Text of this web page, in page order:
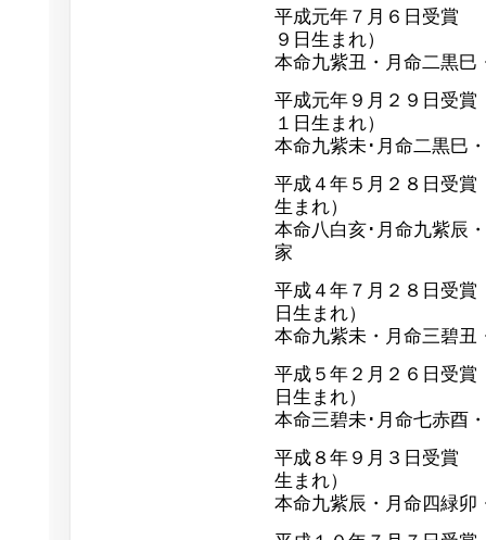
平成元年７月６日受
９日生まれ）
本命九紫丑・月命二黒巳
平成元年９月２９日
１日生まれ）
本命九紫未･月命二黒巳
平成４年５月２８日
生まれ）
本命八白亥･月命九紫辰
家
平成４年７月２８日
日生まれ）
本命九紫未・月命三碧丑
平成５年２月２６日
日生まれ）
本命三碧未･月命七赤酉
平成８年９月３日受
生まれ）
本命九紫辰・月命四緑卯